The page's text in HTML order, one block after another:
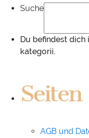
Suche
Du befindest
kategorii.
Seiten
AGB und